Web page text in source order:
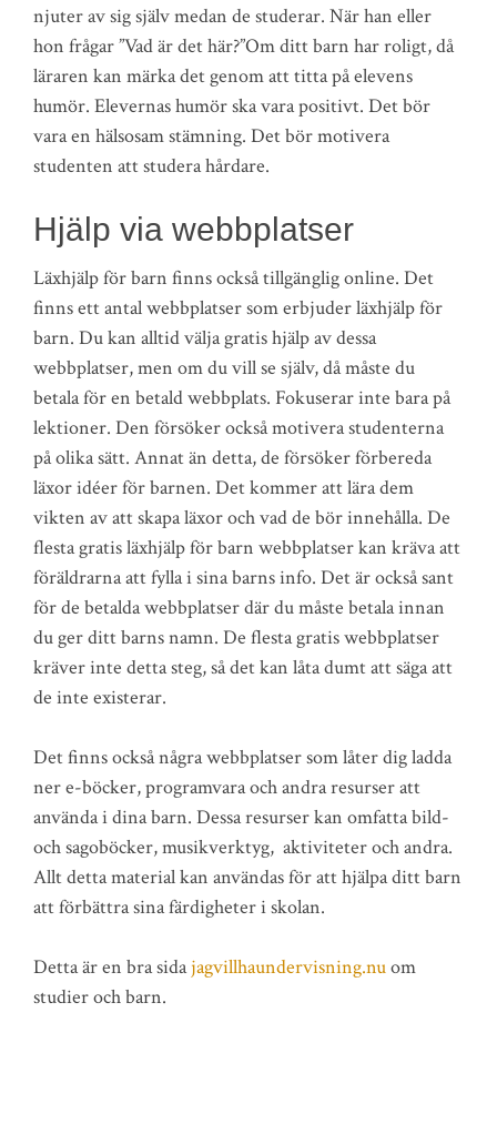
njuter av sig själv medan de studerar. När han eller
hon frågar ”Vad är det här?”Om ditt barn har roligt, då
läraren kan märka det genom att titta på elevens
humör. Elevernas humör ska vara positivt. Det bör
vara en hälsosam stämning. Det bör motivera
studenten att studera hårdare.
Hjälp via webbplatser
Läxhjälp för barn finns också tillgänglig online. Det
finns ett antal webbplatser som erbjuder läxhjälp för
barn. Du kan alltid välja gratis hjälp av dessa
webbplatser, men om du vill se själv, då måste du
betala för en betald webbplats. Fokuserar inte bara på
lektioner. Den försöker också motivera studenterna
på olika sätt. Annat än detta, de försöker förbereda
läxor idéer för barnen. Det kommer att lära dem
vikten av att skapa läxor och vad de bör innehålla. De
flesta gratis läxhjälp för barn webbplatser kan kräva att
föräldrarna att fylla i sina barns info. Det är också sant
för de betalda webbplatser där du måste betala innan
du ger ditt barns namn. De flesta gratis webbplatser
kräver inte detta steg, så det kan låta dumt att säga att
de inte existerar.
Det finns också några webbplatser som låter dig ladda
ner e-böcker, programvara och andra resurser att
använda i dina barn. Dessa resurser kan omfatta bild-
och sagoböcker, musikverktyg, aktiviteter och andra.
Allt detta material kan användas för att hjälpa ditt barn
att förbättra sina färdigheter i skolan.
Detta är en bra sidajagvillhaundervisning.nuom
studier och barn.